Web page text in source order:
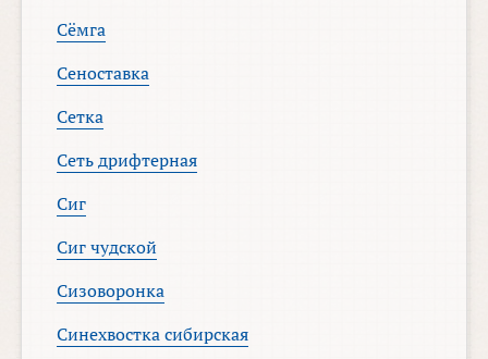
Сёмга
Сеноставка
Сетка
Сеть дрифтерная
Сиг
Сиг чудской
Сизоворонка
Синехвостка сибирская